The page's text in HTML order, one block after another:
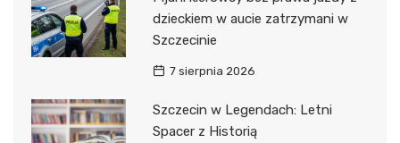
dzieckiem w aucie zatrzymani w
Szczecinie
7 sierpnia 2026
Szczecin w Legendach: Letni
Spacer z Historią